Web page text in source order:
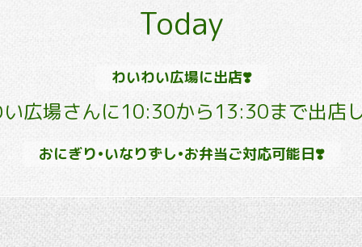
Today
わいわい広場に出店❣️
広場さんに10:30から13:30まで出店
おにぎり•いなりずし•お弁当ご対応可能日❣️